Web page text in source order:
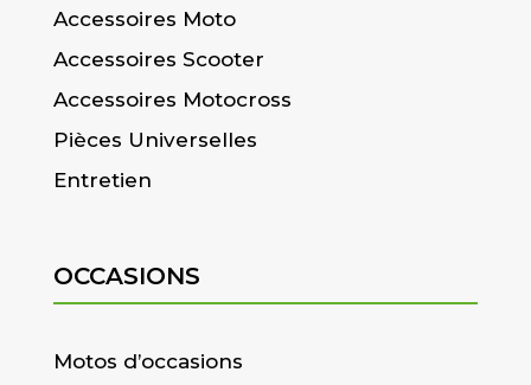
Accessoires Moto
Accessoires Scooter
Accessoires Motocross
Pièces Universelles
Entretien
OCCASIONS
Motos d’occasions